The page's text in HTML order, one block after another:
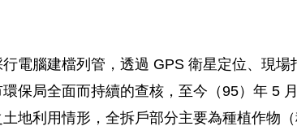
電腦建檔列管，透過 GPS 衛星定位、現場
保局全面而持續的查核，至今（95）年 5
地利用情形，全拆戶部分主要為種植作物（